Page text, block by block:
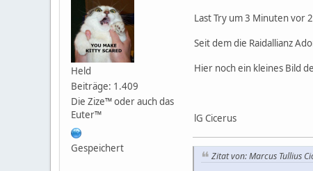
Held
Beiträge: 1.409
Die Zize™ oder auch das
Euter™
Gespeichert
Last Try um 3 Minuten vor
Seit dem die Raidallianz
Hier noch ein kleines Bild
lG Cicerus
Zitat von: Marcus Tullius